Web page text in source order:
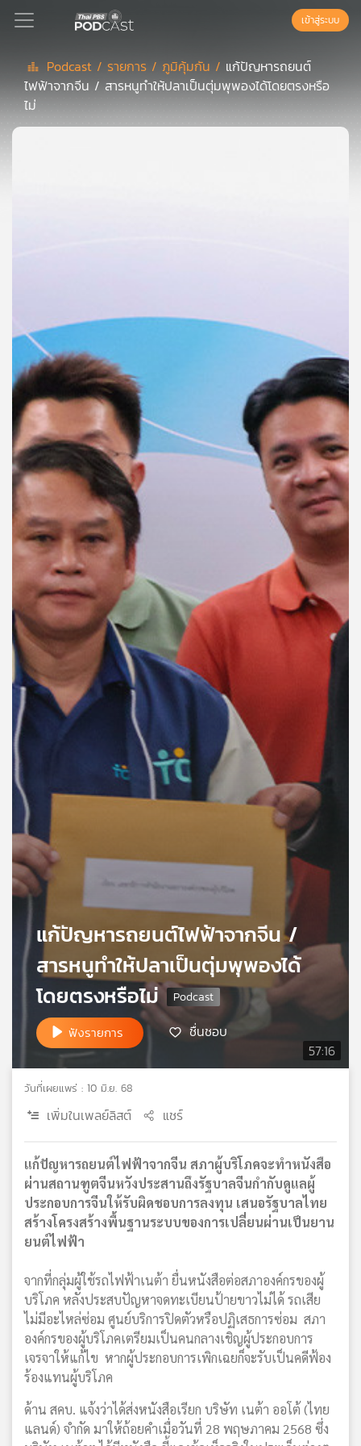
Podcast
สต์
ของ
คุณ
เพลง
บทความ
ข่าว
กิจกรรม
เกี่ยว
กับ
เรา
เครือ
ข่าย
วิทยุ
ไทย
บี
เอส
วิทยุ
เครือ
ข่าย
เข้าสู่ระบบ
Podcast / รายการ /ภูมิคุ้มกัน / แก้ปัญหารถยนต์
ไฟฟ้าจากจีน / สารหนูทำให้ปลาเป็นตุ่มพุพองได้โดยตรงหรือ
ไม่
57:16
แก้ปัญหารถยนต์ไฟฟ้าจากจีน /
สารหนูทำให้ปลาเป็นตุ่มพุพองได้
โดยตรงหรือไม่
ฟังรายการ ชื่นชอบ
วันที่เผยแพร่ : 10 มิ.ย. 68
เพิ่มในเพลย์ลิสต์ แชร์
แก้ปัญหารถยนต์ไฟฟ้าจากจีน สภาผู้บริโภคจะทำหนังสือ
ผ่านสถานฑูตจีนหวังประสานถึงรัฐบาลจีนกำกับดูแลผู้
ประกอบการจีนให้รับผิดชอบการลงทุน เสนอรัฐบาลไทย
สร้างโครงสร้างพื้นฐานระบบของการเปลี่ยนผ่านเป็นยาน
ยนต์ไฟฟ้า
จากที่กลุ่มผู้ใช้รถไฟฟ้าเนต้า ยื่นหนังสือต่อสภาองค์กรของผู้
บริโภค หลังประสบปัญหาจดทะเบียนป้ายขาวไม่ได้ รถเสีย
ไม่มีอะไหล่ซ่อม ศูนย์บริการปิดตัวหรือปฏิเสธการซ่อม สภา
องค์กรของผู้บริโภคเตรียมเป็นคนกลางเชิญผู้ประกอบการ
เจรจาให้แก้ไข หากผู้ประกอบการเพิกเฉยก็จะรับเป็นคดีฟ้อง
ร้องแทนผู้บริโภค
ด้าน สคบ. แจ้งว่าได้ส่งหนังสือเรียก บริษัท เนต้า ออโต้ (ไทย
แลนด์) จำกัด มาให้ถ้อยคำเมื่อวันที่ 28 พฤษภาคม 2568 ซึ่ง